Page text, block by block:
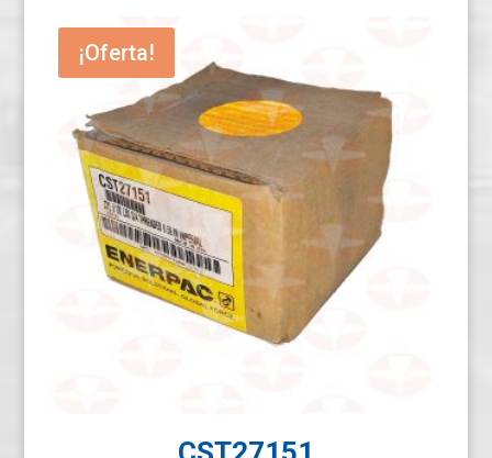
¡Oferta!